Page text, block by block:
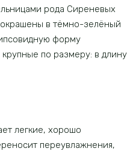
рода Сиреневых
в тёмно-зелёный
форму
по размеру: в длину
легкие, хорошо
переувлажнения,